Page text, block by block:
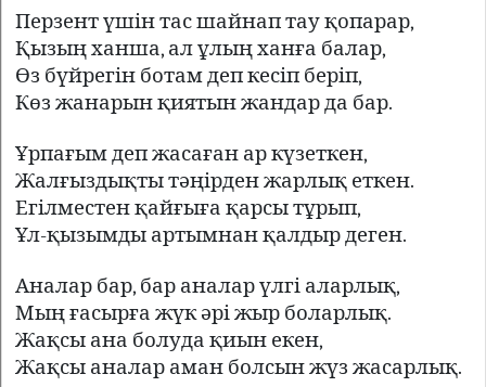
Перзент үшін тас шайнап тау қопарар,
Қызың ханша, ал ұлың ханға балар,
Өз бүйрегін ботам деп кесіп беріп,
Көз жанарын қиятын жандар да бар.
Ұрпағым деп жасаған ар күзеткен,
Жалғыздықты тәңірден жарлық еткен.
Егілместен қайғыға қарсы тұрып,
Ұл-қызымды артымнан қалдыр деген.
Аналар бар, бар аналар үлгі аларлық,
Мың ғасырға жүк әрі жыр боларлық.
Жақсы ана болуда қиын екен,
Жақсы аналар аман болсын жүз жасарлық.